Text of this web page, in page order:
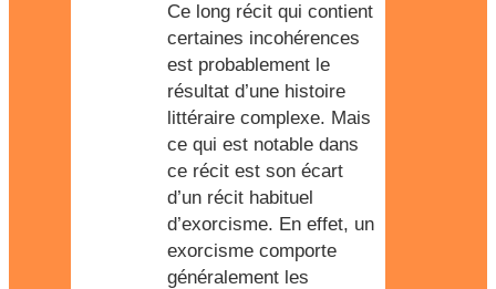
Ce long récit qui contient
certaines incohérences
est probablement le
résultat d’une histoire
littéraire complexe. Mais
ce qui est notable dans
ce récit est son écart
d’un récit habituel
d’exorcisme. En effet, un
exorcisme comporte
généralement les